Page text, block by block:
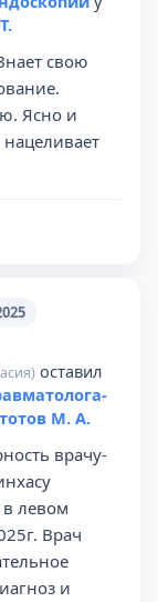
свою
Ясно и
оставил
М. А.
врачу-
левом
Врач
и